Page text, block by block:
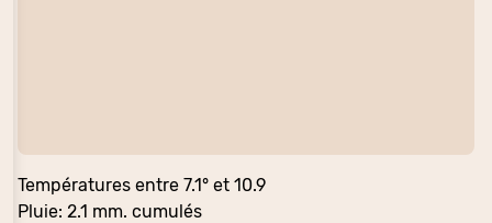
Températures entre 7.1° et 10.9
Pluie: 2.1 mm. cumulés